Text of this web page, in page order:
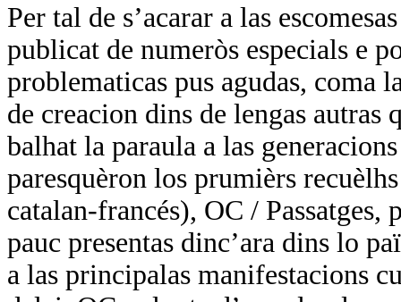
Per tal de s’acarar a las
publicat de numeròs especials e
problematicas pus agudas, coma
de creacion dins de lengas autras
balhat la paraula a las
paresquèron los prumièrs
catalan-francés), OC / Passatges,
pauc presentas dinc’ara dins lo
a las principalas manifestacions